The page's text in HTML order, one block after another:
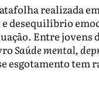
realizada
desequilíbrio
Entre jovens
Saúde mental,
esgotamento tem